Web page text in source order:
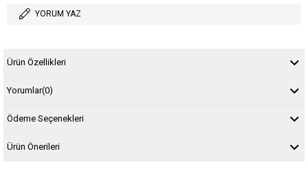
YORUM YAZ
Ürün Özellikleri
Yorumlar(0)
Ödeme Seçenekleri
Ürün Önerileri